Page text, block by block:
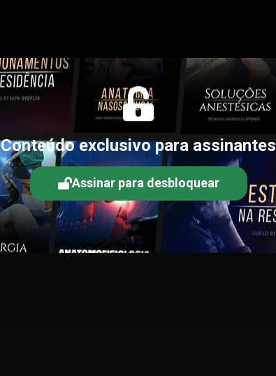
Conteúdo exclusivo para assinantes
Assinar para desbloquear